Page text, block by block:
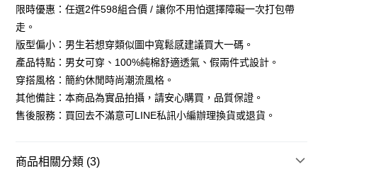
全家取貨付款
每筆NT$80，滿NT$1,000(含以上)免運費
付款後全家取貨
每筆NT$80，滿NT$1,000(含以上)免運費
7-11取貨付款
付款後7-11取貨
限時優惠：任選2件598組合價 / 讓你不用怕選擇障礙一次打包帶
走。
版型偏小：男生若想穿類似圖中寬鬆感建議買大一碼。
產品特點：男女可穿、100%純棉舒適透氣、假兩件式設計。
穿搭風格：簡約休閒時尚潮流風格。
其他備註：本商品為實品拍攝，請安心購買，品質保證。
售後服務：買回去不滿意可LINE私訊小編辦理換貨或退貨。
商品相關分類 (3)